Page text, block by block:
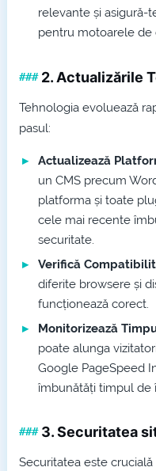
relevante și asigură-
pentru motoarele de
2. Actualizările
Tehnologia evoluează
pasul:
Actualizează
un CMS precum
platforma și toate
cele mai recente
securitate.
Verifică
diferite browsere și
funcționează corect.
Monitorizează
poate alunga
Google PageSpeed
îmbunătăți timpul de
3.Securitatea
Securitatea este